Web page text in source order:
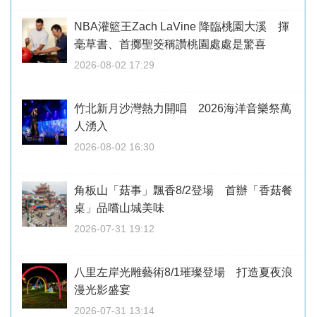
NBA灌籃王Zach LaVine 降臨桃園大溪 揮
毫草書、首擲聖筊稱讚桃園處處是驚喜
2026-08-02 17:29
竹北新月沙灣熱力開唱 2026海洋音樂祭萬
人湧入
2026-08-02 16:30
角板山「菇事」飄香8/2登場 首辦「香菇餐
桌」品嚐山城美味
2026-07-31 19:12
八里左岸光雕藝術8/1璀璨登場 打造夏夜浪
漫光影盛宴
2026-07-31 13:14